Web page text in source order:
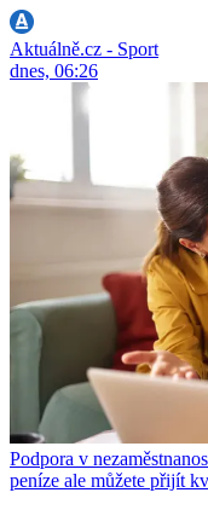
Aktuálně.cz - Sport
dnes, 06:26
Podpora v
peníze ale můžete přijít